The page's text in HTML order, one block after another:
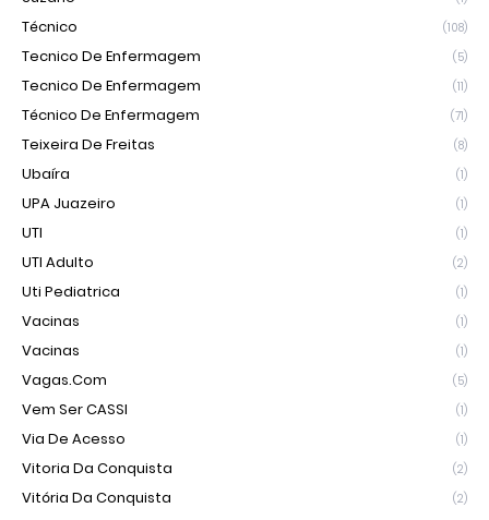
Técnico (108)
Tecnico De Enfermagem (5)
Tecnico De Enfermagem (11)
Técnico De Enfermagem (71)
Teixeira De Freitas (8)
Ubaíra (1)
UPA Juazeiro (1)
UTI (1)
UTI Adulto (2)
Uti Pediatrica (1)
Vacinas (1)
Vacinas (1)
Vagas.com (5)
Vem Ser CASSI (1)
Via De Acesso (1)
Vitoria Da Conquista (2)
Vitória Da Conquista (2)